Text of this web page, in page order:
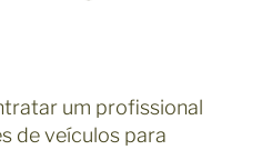
um profissional
de veículos para